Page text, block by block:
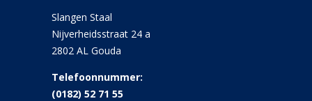
Slangen Staal
Nijverheidsstraat 24 a
2802 AL Gouda
Telefoonnummer:
(0182) 52 71 55